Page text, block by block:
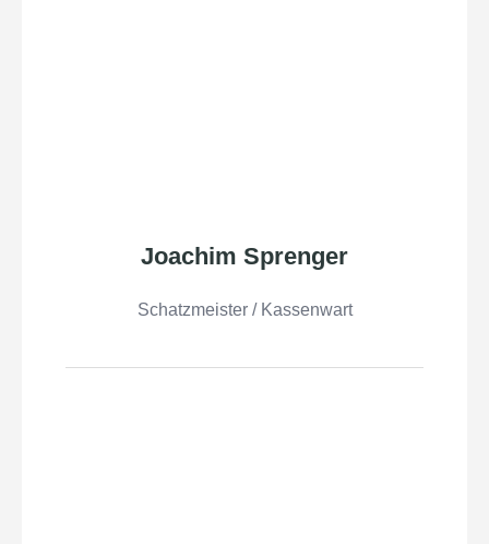
Joachim Sprenger
Schatzmeister / Kassenwart